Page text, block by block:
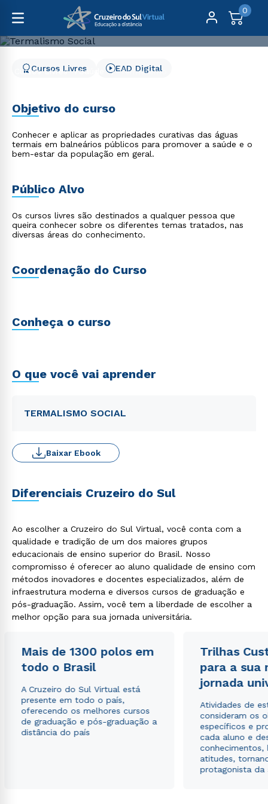
0
Cursos Livres Saúde Termalismo Social
Cursos Livres EAD Digital
Objetivo do curso
Conhecer e aplicar as propriedades curativas das águas
termais em balneários públicos para promover a saúde e o
bem-estar da população em geral.
Público Alvo
Os cursos livres são destinados a qualquer pessoa que
queira conhecer sobre os diferentes temas tratados, nas
diversas áreas do conhecimento.
Coordenação do Curso
Conheça o curso
O que você vai aprender
TERMALISMO SOCIAL
Baixar Ebook
Diferenciais Cruzeiro do Sul
Ao escolher a Cruzeiro do Sul Virtual, você conta com a
qualidade e tradição de um dos maiores grupos
educacionais de ensino superior do Brasil. Nosso
compromisso é oferecer ao aluno qualidade de ensino com
métodos inovadores e docentes especializados, além de
infraestrutura moderna e diversos cursos de graduação e
pós-graduação. Assim, você tem a liberdade de escolher a
melhor opção para sua jornada universitária.
Mais de 1300 polos em
todo o Brasil
A Cruzeiro do Sul Virtual está
presente em todo o país,
oferecendo os melhores cursos
de graduação e pós-graduação a
distância do país
Trilhas
para a sua
jornada
Atividades de
consideram os
específicos e
cada aluno e
conhecimentos,
atitudes,
protagonista da